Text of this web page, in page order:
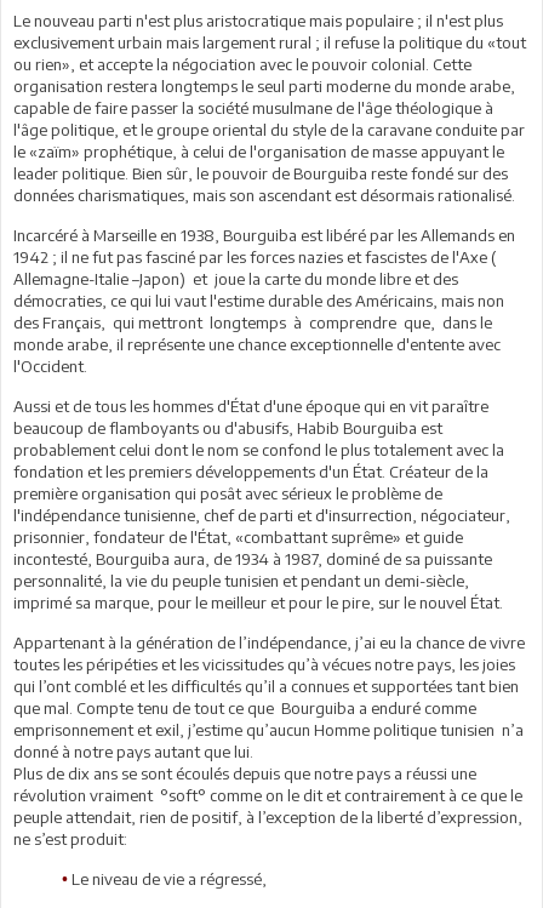
Le nouveau parti n'est plus aristocratique mais populaire ; il n'est plus
exclusivement urbain mais largement rural ; il refuse la politique du «tout
ou rien», et accepte la négociation avec le pouvoir colonial. Cette
organisation restera longtemps le seul parti moderne du monde arabe,
capable de faire passer la société musulmane de l'âge théologique à
l'âge politique, et le groupe oriental du style de la caravane conduite par
le «zaïm» prophétique, à celui de l'organisation de masse appuyant le
leader politique. Bien sûr, le pouvoir de Bourguiba reste fondé sur des
données charismatiques, mais son ascendant est désormais rationalisé.
Incarcéré à Marseille en 1938, Bourguiba est libéré par les Allemands en
1942 ; il ne fut pas fasciné par les forces nazies et fascistes de l'Axe (
Allemagne-Italie –Japon) et joue la carte du monde libre et des
démocraties, ce qui lui vaut l'estime durable des Américains, mais non
des Français, qui mettront longtemps à comprendre que, dans le
monde arabe, il représente une chance exceptionnelle d'entente avec
l'Occident.
Aussi et de tous les hommes d'État d'une époque qui en vit paraître
beaucoup de flamboyants ou d'abusifs, Habib Bourguiba est
probablement celui dont le nom se confond le plus totalement avec la
fondation et les premiers développements d'un État. Créateur de la
première organisation qui posât avec sérieux le problème de
l'indépendance tunisienne, chef de parti et d'insurrection, négociateur,
prisonnier, fondateur de l'État, «combattant suprême» et guide
incontesté, Bourguiba aura, de 1934 à 1987, dominé de sa puissante
personnalité, la vie du peuple tunisien et pendant un demi-siècle,
imprimé sa marque, pour le meilleur et pour le pire, sur le nouvel État.
Appartenant à la génération de l’indépendance, j’ai eu la chance de vivre
toutes les péripéties et les vicissitudes qu’à vécues notre pays, les joies
qui l’ont comblé et les difficultés qu’il a connues et supportées tant bien
que mal. Compte tenu de tout ce que Bourguiba a enduré comme
emprisonnement et exil, j’estime qu’aucun Homme politique tunisien n’a
donné à notre pays autant que lui.
Plus de dix ans se sont écoulés depuis que notre pays a réussi une
révolution vraiment °soft° comme on le dit et contrairement à ce que le
peuple attendait, rien de positif, à l’exception de la liberté d’expression,
ne s’est produit:
• Le niveau de vie a régressé,